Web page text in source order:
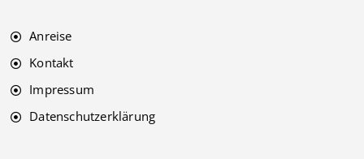
Anreise
Kontakt
Impressum
Datenschutzerklärung